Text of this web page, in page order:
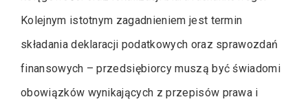
Kolejnym istotnym zagadnieniem jest termin
składania deklaracji podatkowych oraz sprawozdań
finansowych – przedsiębiorcy muszą być świadomi
obowiązków wynikających z przepisów prawa i